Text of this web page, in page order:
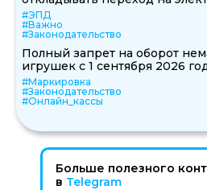
#ЭПД
#Важно
#Законодательство
Полный запрет на оборот
игрушек с 1 сентября 2026
#Маркировка
#Законодательство
#Онлайн_кассы
Больше полезного
в Telegram